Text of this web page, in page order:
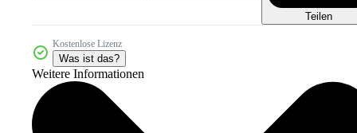
Teilen
Kostenlose Lizenz
Was ist das?
Weitere Informationen